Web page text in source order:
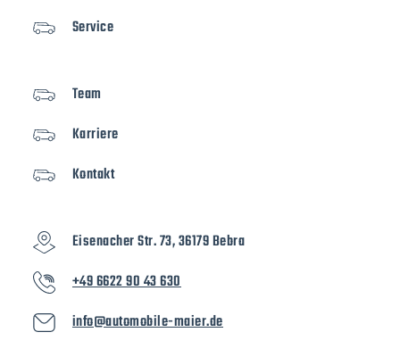
Service
Team
Karriere
Kontakt
Eisenacher Str. 73, 36179 Bebra
+49 6622 90 43 630
info@automobile-maier.de